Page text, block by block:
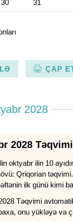
30 31
ÇAP
2028
2028
oktyabr ilin 10
Qriqorian təqvimi.
ilk günü kimi
Təqvimi
onu yükləyə və